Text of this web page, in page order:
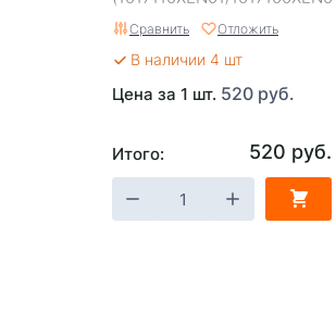
300 23г-
Сравнить Отложить
В наличии 4 шт
Цена за 1 шт. 520 руб.
Итого: 520 руб.